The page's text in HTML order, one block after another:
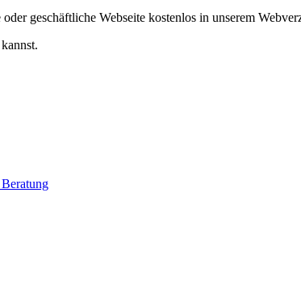
geschäftliche Webseite kostenlos in unserem